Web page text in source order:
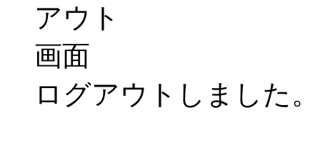
ログアウトしました。